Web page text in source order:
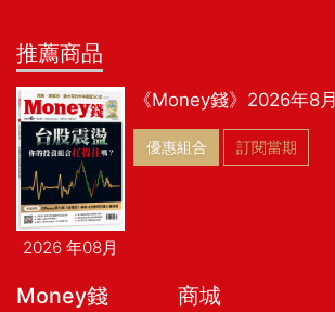
推薦商品
2026 年08月
《Money錢》2026年8
優惠組合 訂閱當期
Money錢 商城